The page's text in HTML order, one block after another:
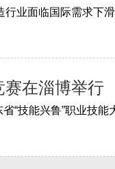
赛在淄博举行